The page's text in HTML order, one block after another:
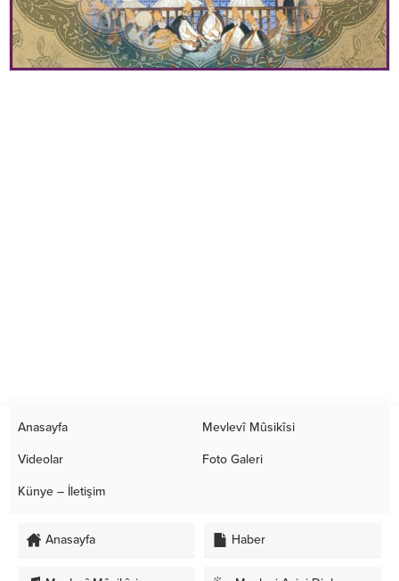
Anasayfa Mevlevî Mûsikîsi
Videolar Foto Galeri
Künye – İletişim
Anasayfa Haber